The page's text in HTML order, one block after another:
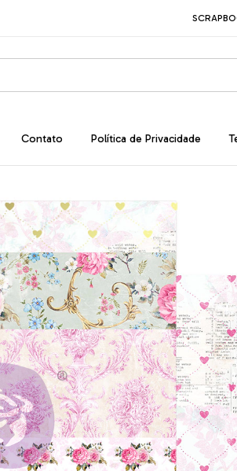
Contato Política de Privacidade